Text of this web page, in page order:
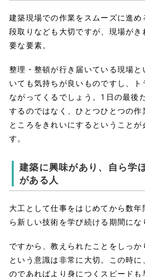
建築現場での作業をスムーズに進
段取りなども大切ですが、現場が
要な要素。
整理・整頓が行き届いている現場と
いても気持ちが良いものですし、
ながってくるでしょう。1日の最後
するのではなく、ひとつひとつの作
ところをきれいにするということが
す。
建築に興味があり、自ら学
がある人
大工として仕事をはじめてから数
ら新しい技術を学び続ける期間にな
ですから、教えられたことをしっか
という意識は非常に大切。この時に
のであればより身につくスピードも